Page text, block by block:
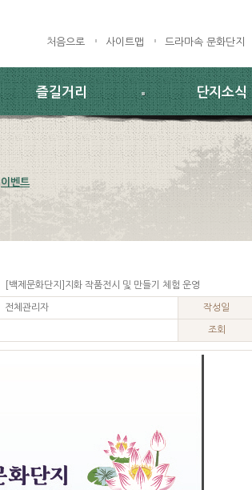
처음으로 사이트맵 드라마속 문화단지
즐길거리 단지소식
이벤트
[백제문화단지]지화 작품전시 및 만들기 체험 운영
전체관리자 작성일
조회